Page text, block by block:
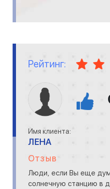
Рейтинг:
Имя клиента:
ЛЕНА
Отзыв
Люди, если Вы еще
солнечную станцию в